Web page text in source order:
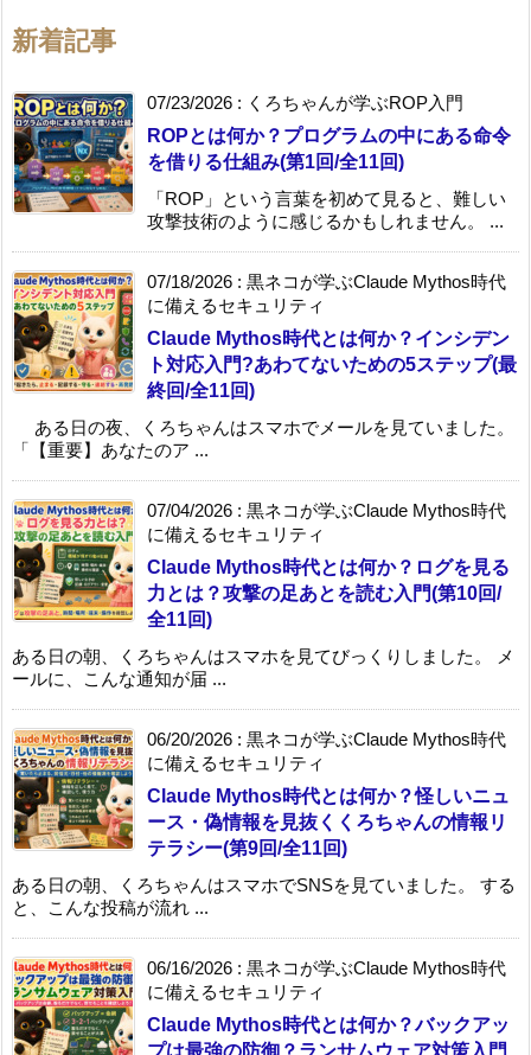
新着記事
07/23/2026 : くろちゃんが学ぶROP入門
ROPとは何か？プログラムの中にある命令
を借りる仕組み(第1回/全11回)
「ROP」という言葉を初めて見ると、難しい
攻撃技術のように感じるかもしれません。 ...
07/18/2026 : 黒ネコが学ぶClaude Mythos時代
に備えるセキュリティ
Claude Mythos時代とは何か？インシデン
ト対応入門?あわてないための5ステップ(最
終回/全11回)
ある日の夜、くろちゃんはスマホでメールを見ていました。
「【重要】あなたのア ...
07/04/2026 : 黒ネコが学ぶClaude Mythos時代
に備えるセキュリティ
Claude Mythos時代とは何か？ログを見る
力とは？攻撃の足あとを読む入門(第10回/
全11回)
ある日の朝、くろちゃんはスマホを見てびっくりしました。 メ
ールに、こんな通知が届 ...
06/20/2026 : 黒ネコが学ぶClaude Mythos時代
に備えるセキュリティ
Claude Mythos時代とは何か？怪しいニュ
ース・偽情報を見抜くくろちゃんの情報リ
テラシー(第9回/全11回)
ある日の朝、くろちゃんはスマホでSNSを見ていました。 する
と、こんな投稿が流れ ...
06/16/2026 : 黒ネコが学ぶClaude Mythos時代
に備えるセキュリティ
Claude Mythos時代とは何か？バックアッ
プは最強の防御？ランサムウェア対策入門